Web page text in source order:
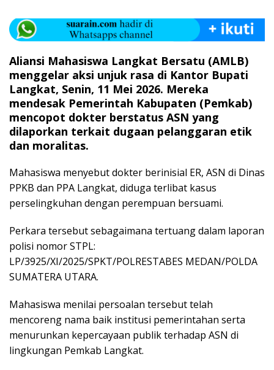
Aliansi Mahasiswa Langkat Bersatu (AMLB)
menggelar aksi unjuk rasa di Kantor Bupati
Langkat, Senin, 11 Mei 2026. Mereka
mendesak Pemerintah Kabupaten (Pemkab)
mencopot dokter berstatus ASN yang
dilaporkan terkait dugaan pelanggaran etik
dan moralitas.
Mahasiswa menyebut dokter berinisial ER, ASN di Dinas
PPKB dan PPA Langkat, diduga terlibat kasus
perselingkuhan dengan perempuan bersuami.
Perkara tersebut sebagaimana tertuang dalam laporan
polisi nomor STPL:
LP/3925/XI/2025/SPKT/POLRESTABES MEDAN/POLDA
SUMATERA UTARA.
Mahasiswa menilai persoalan tersebut telah
mencoreng nama baik institusi pemerintahan serta
menurunkan kepercayaan publik terhadap ASN di
lingkungan Pemkab Langkat.